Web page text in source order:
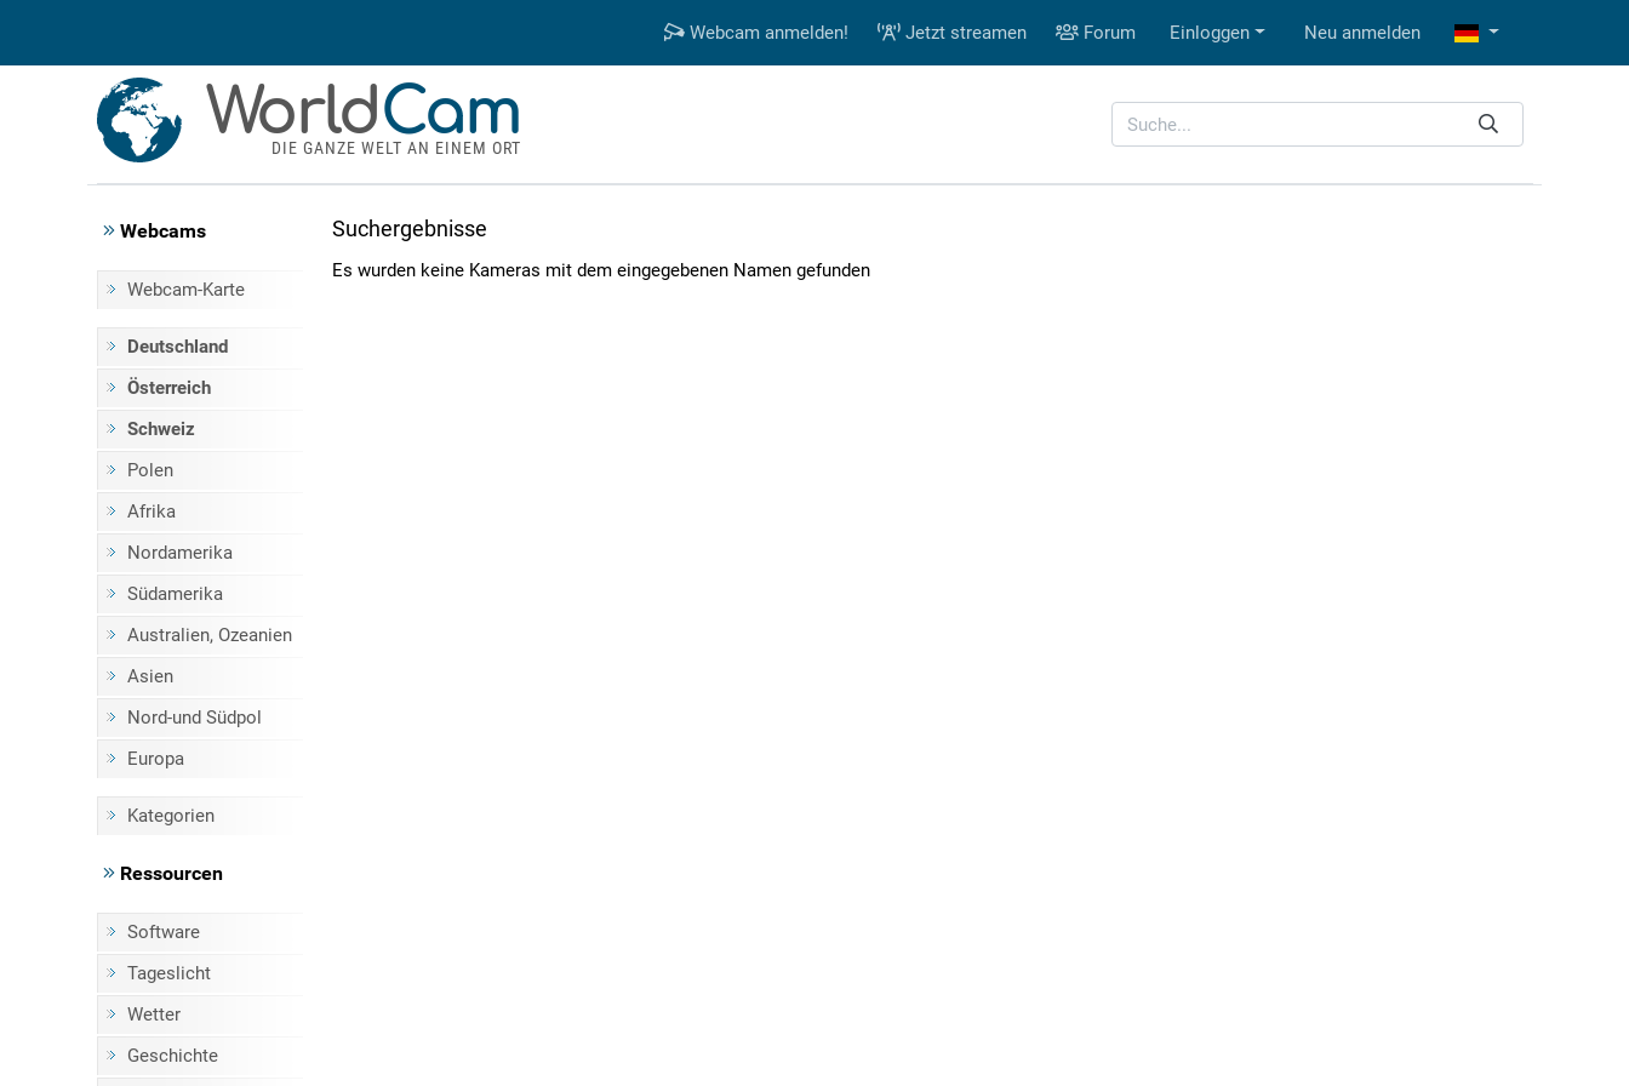
Webcam anmelden! Jetzt streamen Forum Einloggen Neu anmelden
WorldCam
DIE GANZE WELT AN EINEM ORT
Webcams
Webcam-Karte
Deutschland
Österreich
Schweiz
Polen
Afrika
Nordamerika
Südamerika
Australien, Ozeanien
Asien
Nord-und Südpol
Europa
Kategorien
Ressourcen
Software
Tageslicht
Wetter
Geschichte
Suchergebnisse
Es wurden keine Kameras mit dem eingegebenen Namen gefunden